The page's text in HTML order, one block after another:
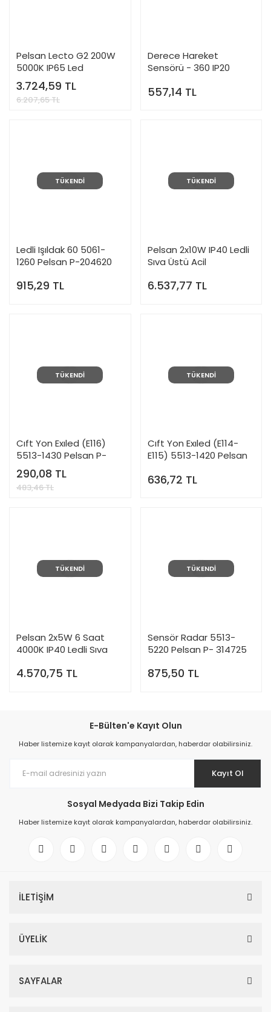
Pelsan Lecto G2 200W
5000K IP65 Led
Projektör - 115819
3.724,59 TL
6.207,65 TL
Derece Hareket
Sensörü - 360 IP20
557,14 TL
TÜKENDİ
Ledli Işıldak 60 5061-
1260 Pelsan P-204620
915,29 TL
TÜKENDİ
Pelsan 2x10W IP40 Ledli
Sıva Üstü Acil
203907
6.537,77 TL
TÜKENDİ
Cıft Yon Exıled (E116)
5513-1430 Pelsan P-
203888
290,08 TL
483,46 TL
TÜKENDİ
Cıft Yon Exıled (E114-
E115) 5513-1420 Pelsan
636,72 TL
TÜKENDİ
Pelsan 2x5W 6 Saat
4000K IP40 Ledli Sıva
Armatürü - 109781
4.570,75 TL
TÜKENDİ
Sensör Radar 5513-
5220 Pelsan P- 314725
875,50 TL
E-Bülten'e Kayıt Olun
Haber listemize kayıt olarak kampanyalardan, haberdar olabilirsiniz.
Kayıt Ol
Sosyal Medyada Bizi Takip Edin
Haber listemize kayıt olarak kampanyalardan, haberdar olabilirsiniz.
İLETİŞİM
ÜYELİK
SAYFALAR